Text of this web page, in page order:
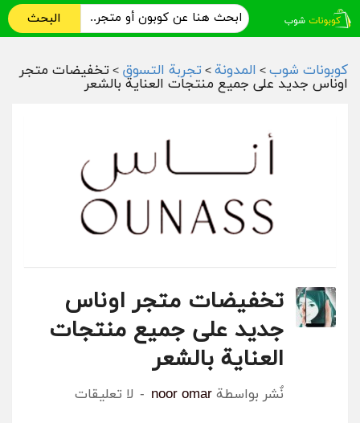
البحث
كوبونات شوب > المدونة > تجربة التسوق > تخفيضات متجر
اوناس جديد على جميع منتجات العناية بالشعر
تخفيضات متجر اوناس
جديد على جميع منتجات
العناية بالشعر
نٌشر بواسطة noor omar لا تعليقات